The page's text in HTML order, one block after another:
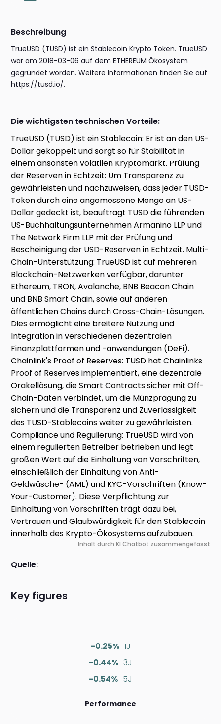
Beschreibung
TrueUSD (TUSD) ist ein Stablecoin Krypto Token. TrueUSD
war am 2018-03-06 auf dem ETHEREUM Ökosystem
gegründet worden. Weitere Informationen finden Sie auf
https://tusd.io/.
Die wichtigsten technischen Vorteile:
TrueUSD (TUSD) ist ein Stablecoin: Er ist an den US-
Dollar gekoppelt und sorgt so für Stabilität in
einem ansonsten volatilen Kryptomarkt. Prüfung
der Reserven in Echtzeit: Um Transparenz zu
gewährleisten und nachzuweisen, dass jeder TUSD-
Token durch eine angemessene Menge an US-
Dollar gedeckt ist, beauftragt TUSD die führenden
US-Buchhaltungsunternehmen Armanino LLP und
The Network Firm LLP mit der Prüfung und
Bescheinigung der USD-Reserven in Echtzeit. Multi-
Chain-Unterstützung: TrueUSD ist auf mehreren
Blockchain-Netzwerken verfügbar, darunter
Ethereum, TRON, Avalanche, BNB Beacon Chain
und BNB Smart Chain, sowie auf anderen
öffentlichen Chains durch Cross-Chain-Lösungen.
Dies ermöglicht eine breitere Nutzung und
Integration in verschiedenen dezentralen
Finanzplattformen und -anwendungen (DeFi).
Chainlink's Proof of Reserves: TUSD hat Chainlinks
Proof of Reserves implementiert, eine dezentrale
Orakellösung, die Smart Contracts sicher mit Off-
Chain-Daten verbindet, um die Münzprägung zu
sichern und die Transparenz und Zuverlässigkeit
des TUSD-Stablecoins weiter zu gewährleisten.
Compliance und Regulierung: TrueUSD wird von
einem regulierten Betreiber betrieben und legt
großen Wert auf die Einhaltung von Vorschriften,
einschließlich der Einhaltung von Anti-
Geldwäsche- (AML) und KYC-Vorschriften (Know-
Your-Customer). Diese Verpflichtung zur
Einhaltung von Vorschriften trägt dazu bei,
Vertrauen und Glaubwürdigkeit für den Stablecoin
innerhalb des Krypto-Ökosystems aufzubauen.
Inhalt durch KI Chatbot zusammengefasst
Quelle:
Key figures
-0.25% 1J
-0.44% 3J
-0.54% 5J
Performance